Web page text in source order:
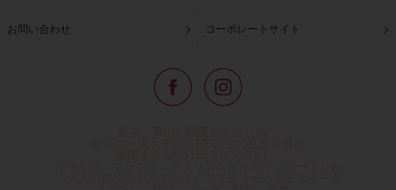
お問い合わせ コーポレートサイト